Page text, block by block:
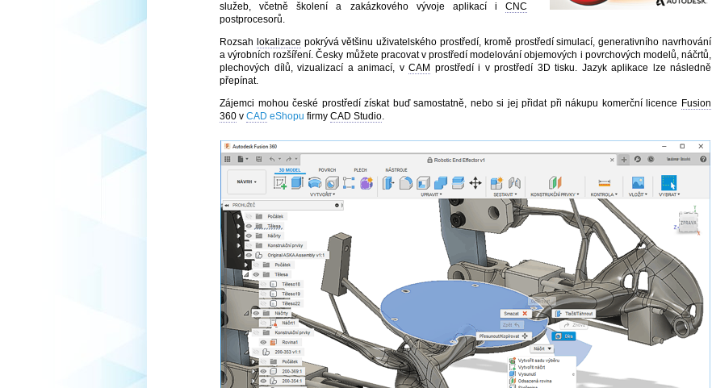
služeb, včetně školení a zakázkového vývoje aplikací i CNC
postprocesorů.
Rozsah lokalizace pokrývá většinu uživatelského prostředí, kromě prostředí simulací, generativního navrhování
a výrobních rozšíření. Česky můžete pracovat v prostředí modelování objemových i povrchových modelů, náčrtů,
plechových dílů, vizualizací a animací, v CAM prostředí i v prostředí 3D tisku. Jazyk aplikace lze následně
přepínat.
Zájemci mohou české prostředí získat buď samostatně, nebo si jej přidat při nákupu komerční licence Fusion
360 v CAD eShopu firmy CAD Studio.